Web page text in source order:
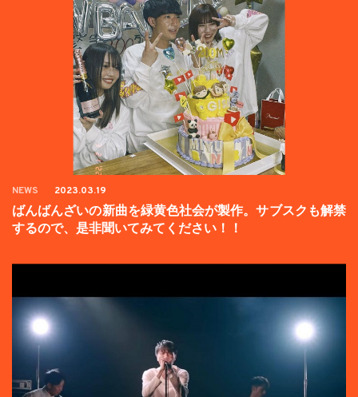
NEWS 2023.03.19
ばんばんざいの新曲を緑黄色社会が製作。サブスクも解禁
するので、是非聞いてみてください！！